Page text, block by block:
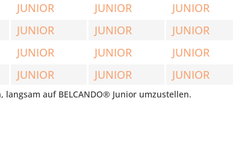
JUNIOR JUNIOR JUNIOR
JUNIOR JUNIOR JUNIOR
JUNIOR JUNIOR JUNIOR
JUNIOR JUNIOR JUNIOR
auf BELCANDO® Junior umzustellen.